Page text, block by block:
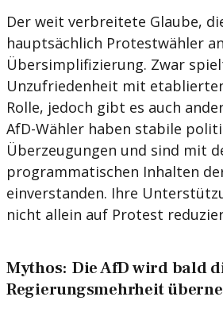
Der weit verbreitete Glaube,
hauptsächlich Protestwähler
Übersimplifizierung. Zwar
Unzufriedenheit mit
Rolle, jedoch gibt es auch
AfD-Wähler haben stabile
Überzeugungen und sind mit
programmatischen Inhalten
einverstanden. Ihre
nicht allein auf Protest
Mythos: Die AfD wird bald
Regierungsmehrheit